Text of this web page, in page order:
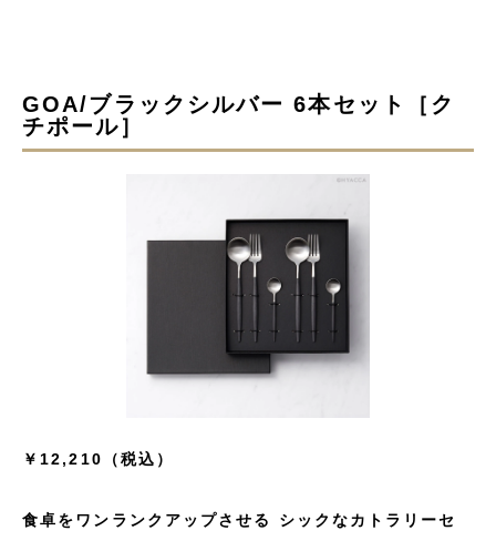
GOA/ブラックシルバー 6本セット［ク
チポール］
￥12,210（税込）
食卓をワンランクアップさせる シックなカトラリーセ